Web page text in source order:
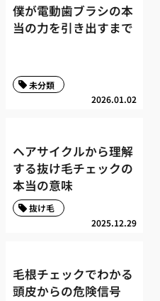
僕が電動歯ブラシの本
当の力を引き出すまで
2026.01.02
未分類
ヘアサイクルから理解
する抜け毛チェックの
本当の意味
2025.12.29
抜け毛
毛根チェックでわかる
頭皮からの危険信号